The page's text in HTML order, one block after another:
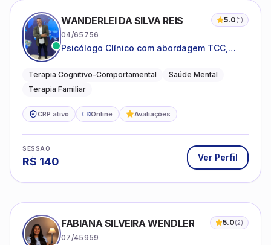
WANDERLEI DA SILVA REIS 5.0(1)
04/65756
Psicólogo Clínico com abordagem TCC,
sistêmica
Terapia Cognitivo-Comportamental
Saúde Mental
Terapia Familiar
CRP ativo Online Avaliações
SESSÃO
R$ 140 Ver Perfil
FABIANA SILVEIRA WENDLER 5.0(2)
07/45959